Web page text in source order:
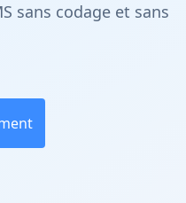
sans codage et sans